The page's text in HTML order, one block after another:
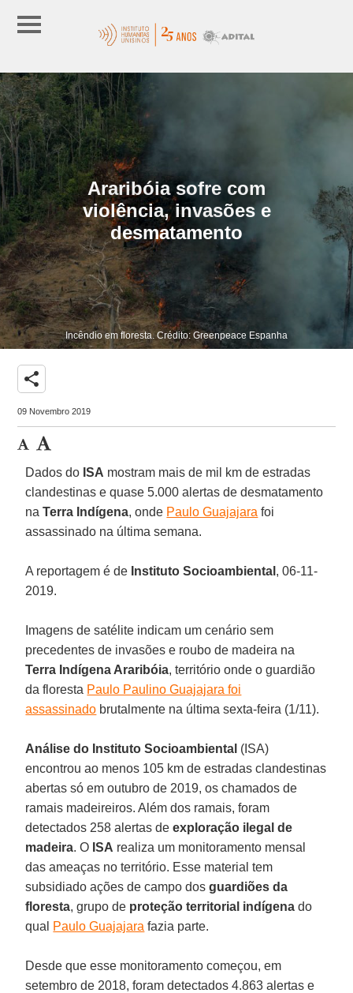
Araribóia sofre com
violência, invasões e
desmatamento
Incêndio em floresta. Crédito: Greenpeace Espanha
share
09 Novembro 2019
Dados do ISA mostram mais de mil km de estradas
clandestinas e quase 5.000 alertas de desmatamento
naTerra Indígena, onde Paulo Guajajara foi
assassinado na última semana.
A reportagem é de Instituto Socioambiental , 06-11-
2019.
Imagens de satélite indicam um cenário sem
precedentes de invasões e roubo de madeira na
Terra Indígena Araribóia, território onde o guardião
da floresta Paulo Paulino Guajajara foi
assassinado brutalmente na última sexta-feira (1/11).
Análise do Instituto Socioambiental (ISA)
encontrou ao menos 105 km de estradas clandestinas
abertas só em outubro de 2019, os chamados de
ramais madeireiros. Além dos ramais, foram
detectados 258 alertas deexploração ilegal de
madeira. O ISA realiza um monitoramento mensal
das ameaças no território. Esse material tem
subsidiado ações de campo dosguardiões da
floresta, grupo de proteção territorial indígena do
qual Paulo Guajajara fazia parte.
Desde que esse monitoramento começou, em
setembro de 2018, foram detectados 4.863 alertas e